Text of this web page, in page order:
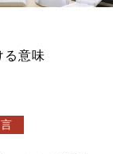
る意味